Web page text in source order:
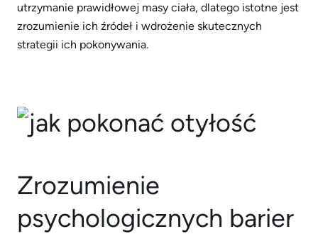
utrzymanie prawidłowej masy ciała, dlatego istotne jest
zrozumienie ich źródeł i wdrożenie skutecznych
strategii ich pokonywania.
Zrozumienie
psychologicznych barier